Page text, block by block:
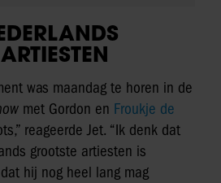
was maandag te horen in de
met Gordon en Froukje de
reageerde Jet. “Ik denk dat
grootste artiesten is
hij nog heel lang mag